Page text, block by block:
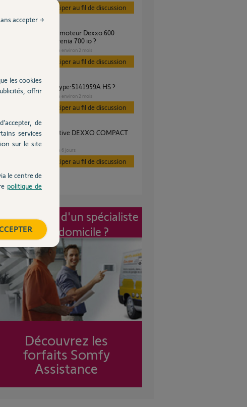
Participer au fil de discussion
compact RTS par Serenia 700 io ?
il y a environ 2 mois
Participer au fil de discussion
Dexxo compact rts type:5141959A HS ?
il y a environ 2 mois
Participer au fil de discussion
DEXXO COMPACT
?
il y a 6 jours
Participer au fil de discussion
d'un spécialiste
à mon domicile ?
Découvrez les
forfaits Somfy
Assistance
les cookies
offrir
de
services
sur le site
le centre de
politique de
accepter →